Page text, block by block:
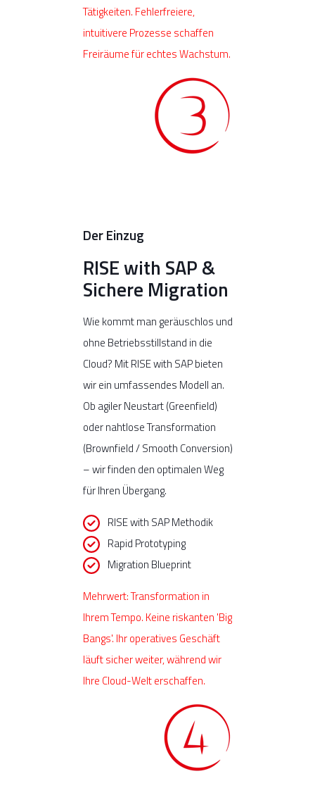
Tätigkeiten. Fehlerfreiere,
intuitivere Prozesse schaffen
Freiräume für echtes Wachstum.
Der Einzug
RISE with SAP &
Sichere Migration
Wie kommt man geräuschlos und
ohne Betriebsstillstand in die
Cloud? Mit RISE with SAP bieten
wir ein umfassendes Modell an.
Ob agiler Neustart (Greenfield)
oder nahtlose Transformation
(Brownfield / Smooth Conversion)
– wir finden den optimalen Weg
für Ihren Übergang.
RISE with SAP Methodik
Rapid Prototyping
Migration Blueprint
Mehrwert: Transformation in
Ihrem Tempo. Keine riskanten 'Big
Bangs'. Ihr operatives Geschäft
läuft sicher weiter, während wir
Ihre Cloud-Welt erschaffen.